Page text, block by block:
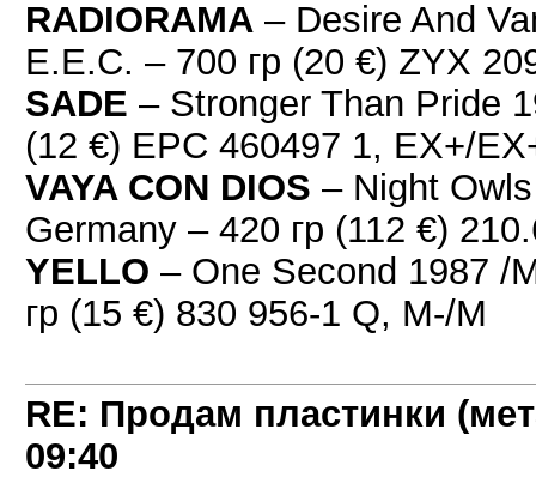
RADIORAMA – Desire And
E.E.C. – 700 гр (20 €) ZYX
SADE – Stronger Than Pride
(12 €) EPC 460497 1, EX+/
VAYA CON DIOS – Night
Germany – 420 гр (112 €)
YELLO – One Second 1987 /
гр (15 €) 830 956-1 Q, M-/M
RE: Продам пластинки
09:40